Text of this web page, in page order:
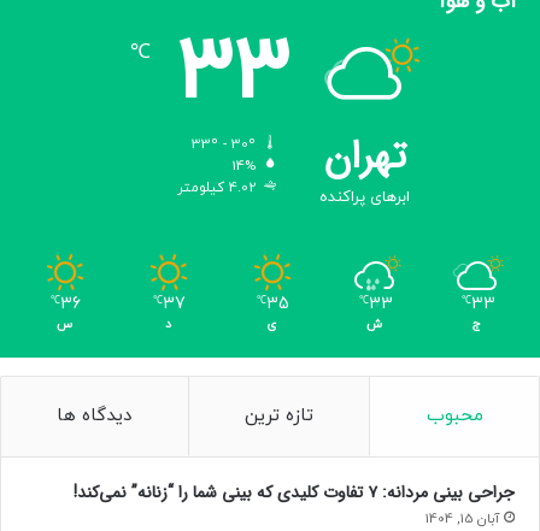
6
9
ح
تهران
ابرهای پراکنده
33
℃
14%
4.02 کیلومتر
33
℃
ج
33
℃
ش
35
℃
ی
37
℃
د
36
℃
س
محبوب تازه ترین دیدگاه ها
جراحی بینی مردانه: ۷ تفاوت کلیدی که بینی شما را “زنانه” نمی‌کند!
آبان 15, 1404